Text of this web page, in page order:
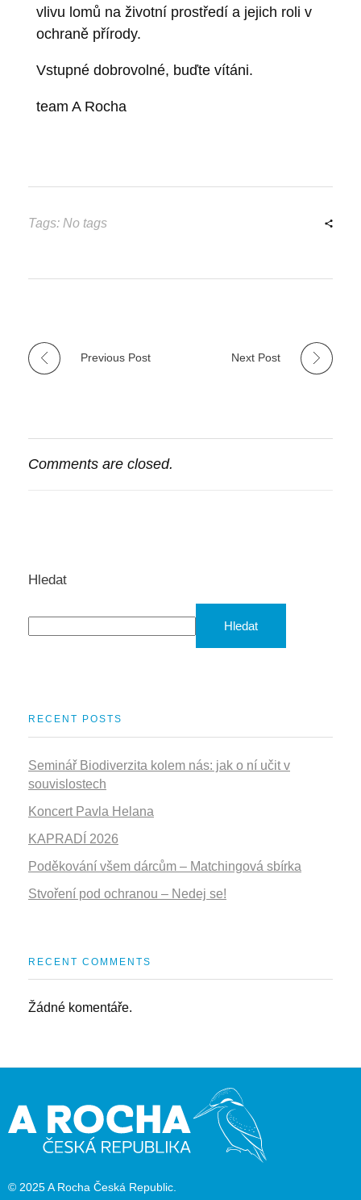
vlivu lomů na životní prostředí a jejich roli v
ochraně přírody.
Vstupné dobrovolné, buďte vítáni.
team A Rocha
Tags: No tags
Previous Post Next Post
Comments are closed.
Hledat
Hledat
RECENT POSTS
Seminář Biodiverzita kolem nás: jak o ní učit v
souvislostech
Koncert Pavla Helana
KAPRADÍ 2026
Poděkování všem dárcům – Matchingová sbírka
Stvoření pod ochranou – Nedej se!
RECENT COMMENTS
Žádné komentáře.
© 2025 A Rocha Česká Republic.